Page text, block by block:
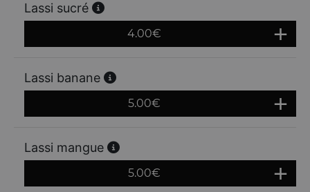
Lassi sucré
4.00€
Lassi banane
5.00€
Lassi mangue
5.00€